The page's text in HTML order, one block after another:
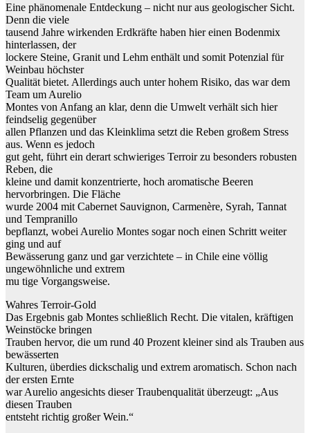
Eine phänomenale Entdeckung – nicht nur aus geologischer Sicht.
Denn die viele
tausend Jahre wirkenden Erdkräfte haben hier einen Bodenmix
hinterlassen, der
lockere Steine, Granit und Lehm enthält und somit Potenzial für
Weinbau höchster
Qualität bietet. Allerdings auch unter hohem Risiko, das war dem
Team um Aurelio
Montes von Anfang an klar, denn die Umwelt verhält sich hier
feindselig gegenüber
allen Pflanzen und das Kleinklima setzt die Reben großem Stress
aus. Wenn es jedoch
gut geht, führt ein derart schwieriges Terroir zu besonders robusten
Reben, die
kleine und damit konzentrierte, hoch aromatische Beeren
hervorbringen. Die Fläche
wurde 2004 mit Cabernet Sauvignon, Carmenère, Syrah, Tannat
und Tempranillo
bepflanzt, wobei Aurelio Montes sogar noch einen Schritt weiter
ging und auf
Bewässerung ganz und gar verzichtete – in Chile eine völlig
ungewöhnliche und extrem
mu tige Vorgangsweise.
Wahres Terroir-Gold
Das Ergebnis gab Montes schließlich Recht. Die vitalen, kräftigen
Weinstöcke bringen
Trauben hervor, die um rund 40 Prozent kleiner sind als Trauben aus
bewässerten
Kulturen, überdies dickschalig und extrem aromatisch. Schon nach
der ersten Ernte
war Aurelio angesichts dieser Traubenqualität überzeugt: „Aus
diesen Trauben
entsteht richtig großer Wein.“